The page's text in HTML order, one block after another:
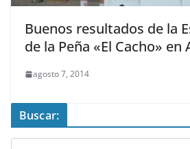
Buenos resultados de la
de la Peña «El Cacho» en
agosto 7, 2014
Buscar: